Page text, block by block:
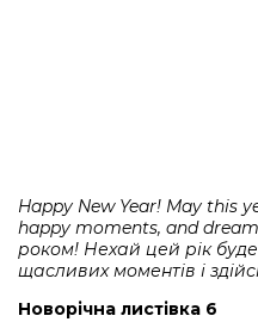
Happy New Year! May this
happy moments, and
роком! Нехай цей рік
щасливих моментів і
Новорічна листівка 6